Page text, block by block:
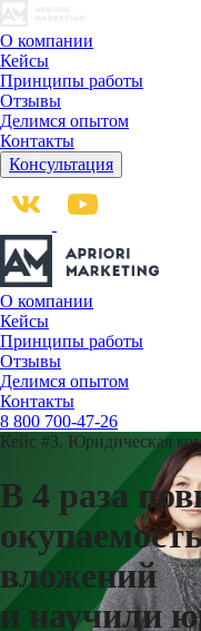
О компании
Кейсы
Принципы работы
Отзывы
Делимся опытом
Контакты
Консультация
О компании
Кейсы
Принципы работы
Отзывы
Делимся опытом
Контакты
8 800 700-47-26
Кейс #3. Юридическая
В 4 раза
вложений
и научили